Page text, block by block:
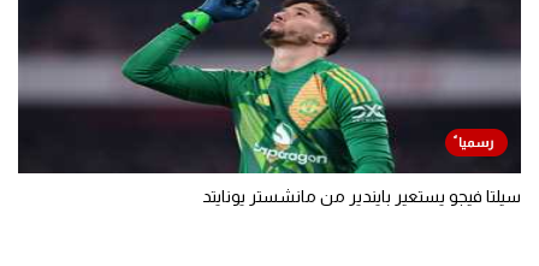
سيلتا فيجو يستعير بايندير من مانشستر يونايتد